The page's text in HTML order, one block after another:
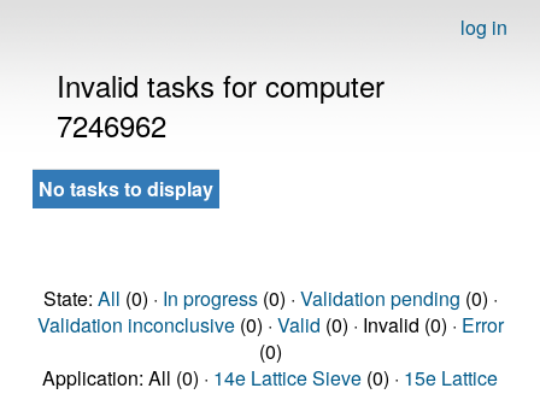
log in
Invalid tasks for computer
7246962
No tasks to display
State: All (0) · In progress(0) · Validation pending (0) ·
Validation inconclusive(0) · Valid (0) · Invalid (0) · Error
(0)
Application: All (0) · 14e Lattice Sieve (0) · 15e Lattice